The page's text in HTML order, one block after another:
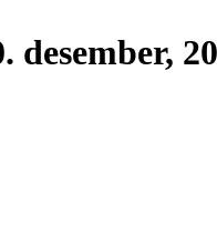
desember,